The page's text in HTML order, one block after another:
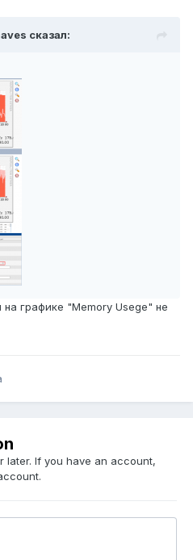
сказал:
графике "Memory Usege" не
later. If you have an account,